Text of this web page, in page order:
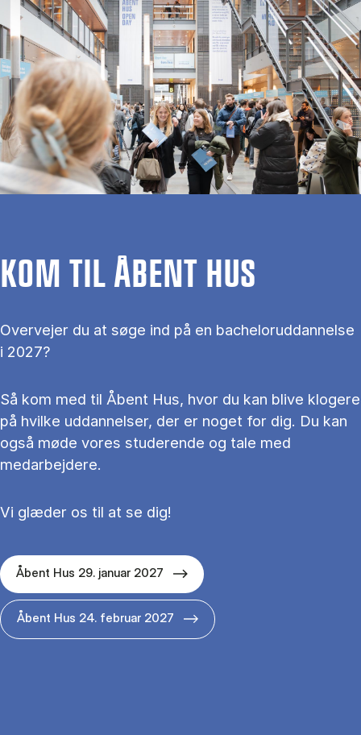
KOM TIL ÅBENT HUS
Overvejer du at søge ind på en bacheloruddannelse
i 2027?
Så kom med til Åbent Hus, hvor du kan blive klogere
på hvilke uddannelser, der er noget for dig. Du kan
også møde vores studerende og tale med
medarbejdere.
Vi glæder os til at se dig!
Åbent Hus 29. januar 2027
Åbent Hus 24. februar 2027